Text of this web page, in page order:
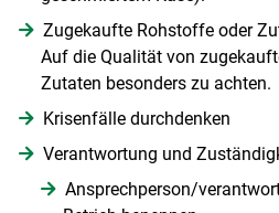
Zugekaufte Rohstoffe oder
Auf die Qualität von
Zutaten besonders zu achten.
Krisenfälle durchdenken
Verantwortung und
Ansprechperson/